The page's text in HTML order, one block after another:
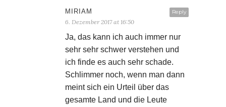
Reply
MIRIAM
6. Dezember 2017 at 16:50
Ja, das kann ich auch immer nur
sehr sehr schwer verstehen und
ich finde es auch sehr schade.
Schlimmer noch, wenn man dann
meint sich ein Urteil über das
gesamte Land und die Leute